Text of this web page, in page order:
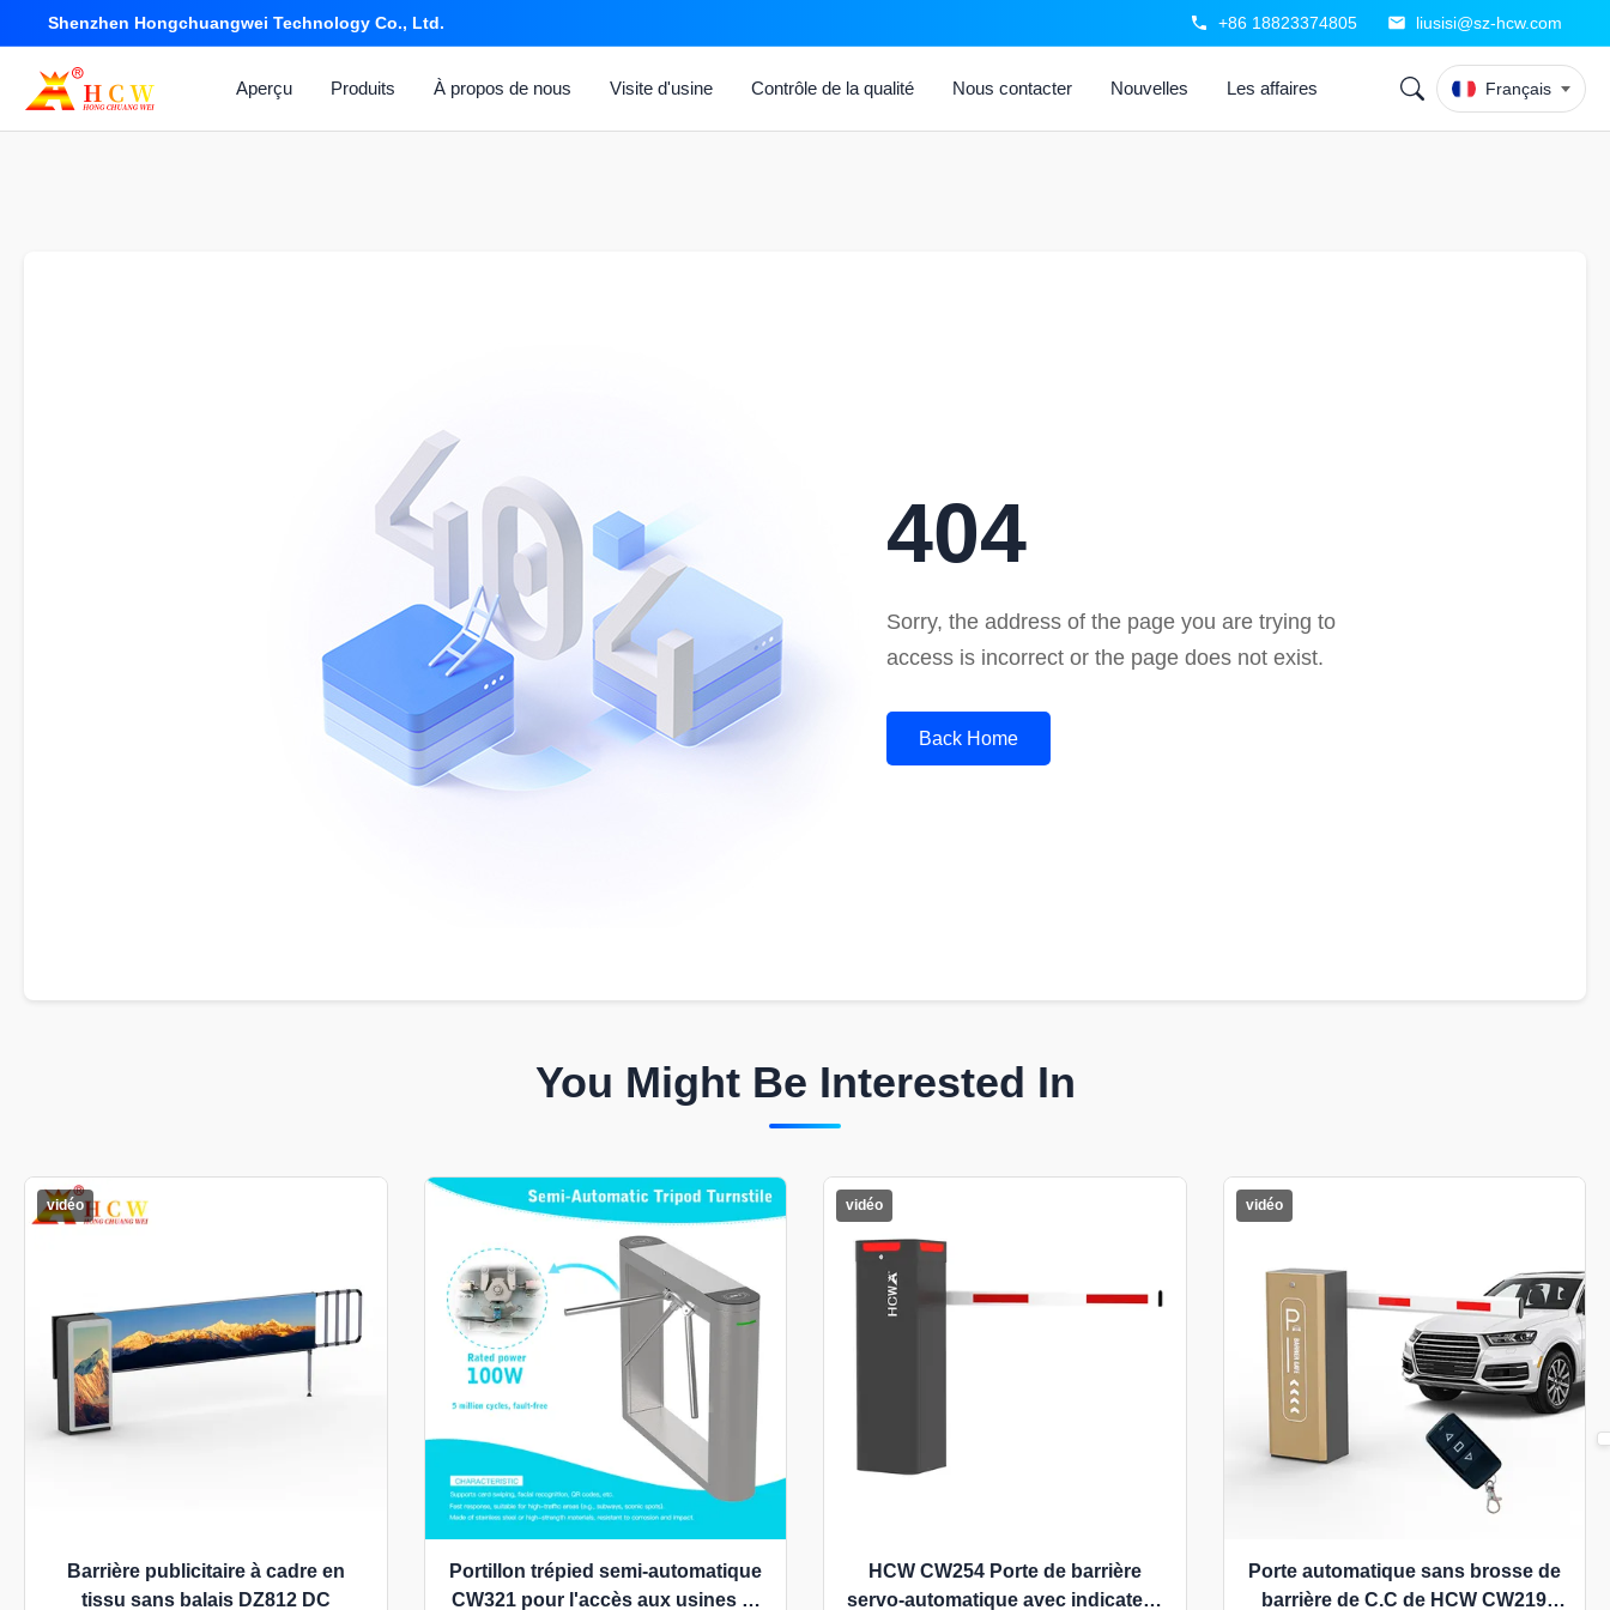
Shenzhen Hongchuangwei Technology Co., Ltd. +86 18823374805 liusisi@sz-hcw.com
Aperçu Produits À propos de nous Visite d'usine Contrôle de la qualité Nous contacter Nouvelles Les affaires Français
404
Sorry, the address of the page you are trying to
access is incorrect or the page does not exist.
Back Home
You Might Be Interested In
vidéo
Barrière publicitaire à cadre en
tissu sans balais DZ812 DC
Portillon trépied semi-automatique
CW321 pour l'accès aux usines et
vidéo
HCW CW254 Porte de barrière
servo-automatique avec indicateur
vidéo
Porte automatique sans brosse de
barrière de C.C de HCW CW219